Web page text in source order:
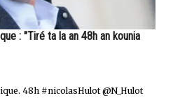
: "Tiré ta la an 48h an kounia
48h #nicolasHulot @N_Hulot